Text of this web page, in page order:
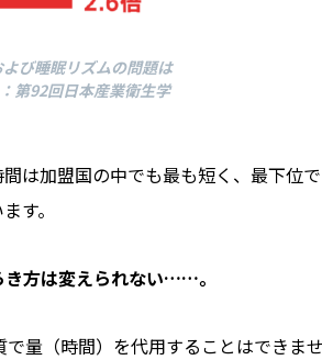
び睡眠リズムの問題は
第92回日本産業衛生学
は加盟国の中でも最も短く、最下位
す。
き方は変えられない……。
量（時間）を代用することはできま